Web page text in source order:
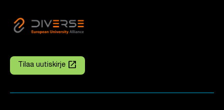
Tilaa uutiskirje
Linkki avautuu uuteen välilehteen
launch